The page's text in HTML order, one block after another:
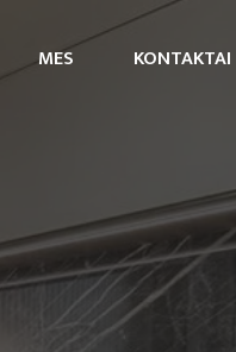
MES KONTAKTAI